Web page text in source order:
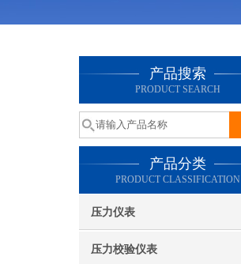
产品搜索
PRODUCT SEARCH
产品分类
PRODUCT CLASSIFICATION
压力仪表
压力校验仪表